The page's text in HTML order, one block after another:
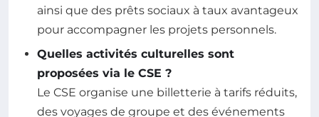
ainsi que des prêts sociaux à taux avantageux
pour accompagner les projets personnels.
Quelles activités culturelles sont
proposées via le CSE ?
Le CSE organise une billetterie à tarifs réduits,
des voyages de groupe et des événements